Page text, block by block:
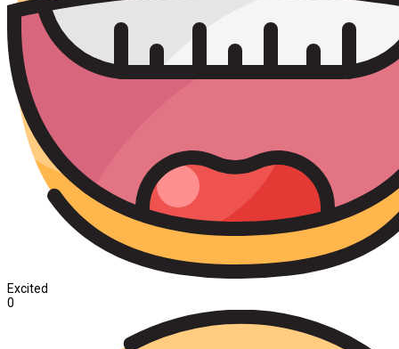
Excited
0